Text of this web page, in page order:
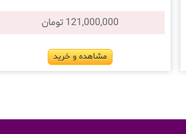
121,000,000 تومان
مشاهده و خرید